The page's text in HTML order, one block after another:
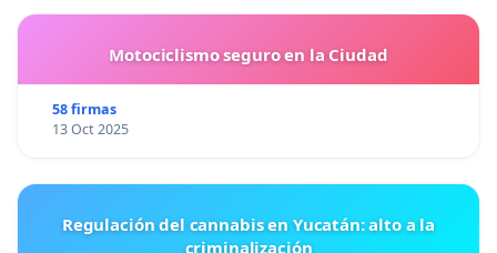
Motociclismo seguro en la Ciudad
58 firmas
13 Oct 2025
Regulación del cannabis en Yucatán: alto a la
criminalización